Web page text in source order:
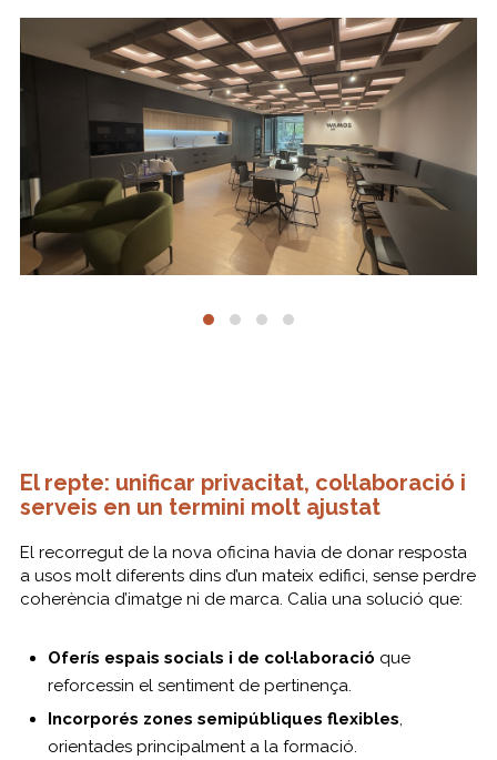
El repte: unificar privacitat, col·laboració i
serveis en un termini molt ajustat
El recorregut de la nova oficina havia de donar resposta
a usos molt diferents dins d’un mateix edifici, sense perdre
coherència d’imatge ni de marca. Calia una solució que:
Oferís espais socials i de col·laboració que
reforcessin el sentiment de pertinença.
Incorporés zones semipúbliques flexibles,
orientades principalment a la formació.